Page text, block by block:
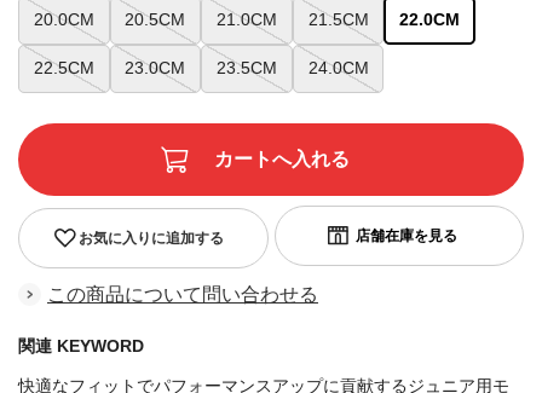
20.0CM 20.5CM 21.0CM 21.5CM 22.0CM
22.5CM 23.0CM 23.5CM 24.0CM
お気に入りに追加する
この商品について問い合わせる
関連 KEYWORD
快適なフィットでパフォーマンスアップに貢献するジュニア用モ